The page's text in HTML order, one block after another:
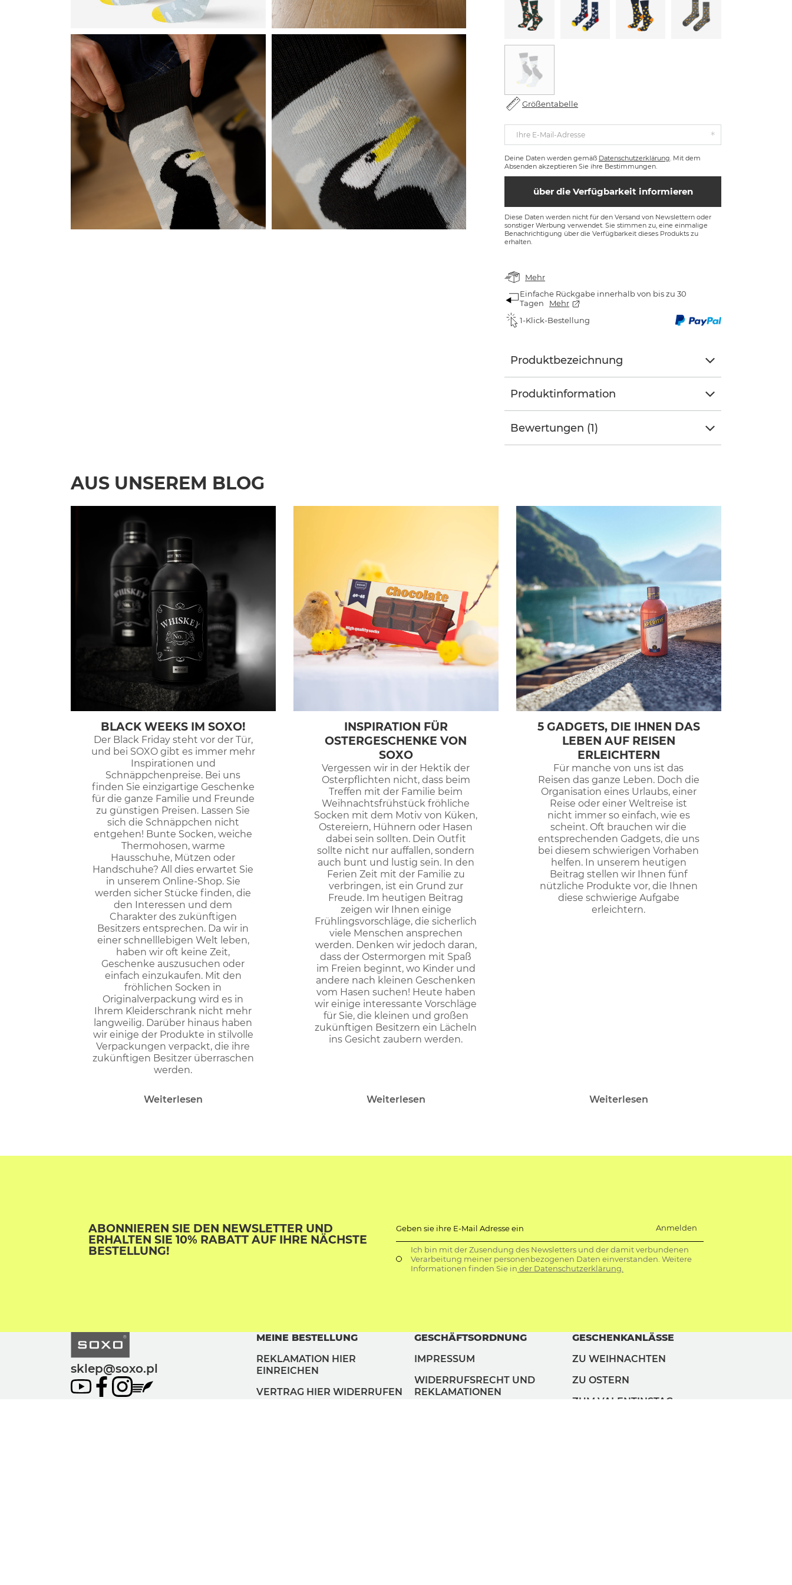
Größentabelle
Ihre E-Mail-Adresse
Deine Daten werden gemäß Datenschutzerklärung. Mit dem
Absenden akzeptieren Sie ihre Bestimmungen.
über die Verfügbarkeit informieren
Diese Daten werden nicht für den Versand von Newslettern oder
sonstiger Werbung verwendet. Sie stimmen zu, eine einmalige
Benachrichtigung über die Verfügbarkeit dieses Produkts zu
erhalten.
Mehr
Einfache Rückgabe innerhalb von bis zu 30
Tagen
Mehr
1-Klick-Bestellung
Produktbezeichnung
Produktinformation
Bewertungen (1)
AUS UNSEREM BLOG
BLACK WEEKS IM SOXO!
Der Black Friday steht vor der Tür,
und bei SOXO gibt es immer mehr
Inspirationen und
Schnäppchenpreise. Bei uns
finden Sie einzigartige Geschenke
für die ganze Familie und Freunde
zu günstigen Preisen. Lassen Sie
sich die Schnäppchen nicht
entgehen! Bunte Socken, weiche
Thermohosen, warme
Hausschuhe, Mützen oder
Handschuhe? All dies erwartet Sie
in unserem Online-Shop. Sie
werden sicher Stücke finden, die
den Interessen und dem
Charakter des zukünftigen
Besitzers entsprechen. Da wir in
einer schnelllebigen Welt leben,
haben wir oft keine Zeit,
Geschenke auszusuchen oder
einfach einzukaufen. Mit den
fröhlichen Socken in
Originalverpackung wird es in
Ihrem Kleiderschrank nicht mehr
langweilig. Darüber hinaus haben
wir einige der Produkte in stilvolle
Verpackungen verpackt, die ihre
zukünftigen Besitzer überraschen
werden.
Weiterlesen
INSPIRATION FÜR
OSTERGESCHENKE VON
SOXO
Vergessen wir in der Hektik der
Osterpflichten nicht, dass beim
Treffen mit der Familie beim
Weihnachtsfrühstück fröhliche
Socken mit dem Motiv von Küken,
Ostereiern, Hühnern oder Hasen
dabei sein sollten. Dein Outfit
sollte nicht nur auffallen, sondern
auch bunt und lustig sein. In den
Ferien Zeit mit der Familie zu
verbringen, ist ein Grund zur
Freude. Im heutigen Beitrag
zeigen wir Ihnen einige
Frühlingsvorschläge, die sicherlich
viele Menschen ansprechen
werden. Denken wir jedoch daran,
dass der Ostermorgen mit Spaß
im Freien beginnt, wo Kinder und
andere nach kleinen Geschenken
vom Hasen suchen! Heute haben
wir einige interessante Vorschläge
für Sie, die kleinen und großen
zukünftigen Besitzern ein Lächeln
ins Gesicht zaubern werden.
Weiterlesen
5 GADGETS, DIE IHNEN DAS
LEBEN AUF REISEN
ERLEICHTERN
Für manche von uns ist das
Reisen das ganze Leben. Doch die
Organisation eines Urlaubs, einer
Reise oder einer Weltreise ist
nicht immer so einfach, wie es
scheint. Oft brauchen wir die
entsprechenden Gadgets, die uns
bei diesem schwierigen Vorhaben
helfen. In unserem heutigen
Beitrag stellen wir Ihnen fünf
nützliche Produkte vor, die Ihnen
diese schwierige Aufgabe
erleichtern.
Weiterlesen
ABONNIEREN SIE DEN NEWSLETTER UND
ERHALTEN SIE 10% RABATT AUF IHRE NÄCHSTE
BESTELLUNG!
Geben sie ihre E-Mail Adresse ein Anmelden
Ich bin mit der Zusendung des Newsletters und der damit verbundenen
Verarbeitung meiner personenbezogenen Daten einverstanden. Weitere
Informationen finden Sie in der Datenschutzerklärung.
sklep@soxo.pl
MEINE BESTELLUNG
REKLAMATION HIER
EINREICHEN
VERTRAG HIER WIDERRUFEN
GESCHÄFTSORDNUNG
IMPRESSUM
WIDERRUFSRECHT UND
REKLAMATIONEN
GESCHENKANLÄSSE
ZU WEIHNACHTEN
ZU OSTERN
ZUM VALENTINSTAG